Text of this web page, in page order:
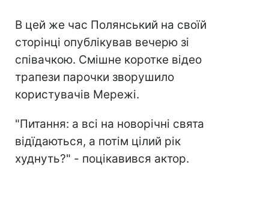
В цей же час Полянський на своїй
сторінці опублікував вечерю зі
співачкою. Смішне коротке відео
трапези парочки зворушило
користувачів Мережі.
"Питання: а всі на новорічні свята
відїдаються, а потім цілий рік
худнуть?" - поцікавився актор.